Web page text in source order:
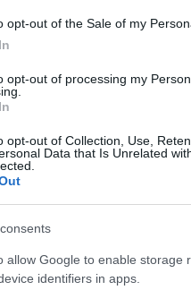
opt-out of the Sale of my
opt-out of processing my
opt-out of Collection, Use,
Data that Is Unrelated
allow Google to enable storage
identifiers in apps.
és rostok